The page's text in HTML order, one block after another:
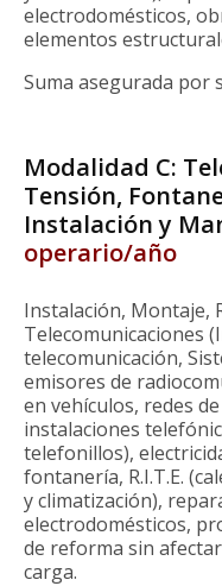
electrodomésticos,
elementos
Suma asegurada por
Modalidad C:
Tensión,
Instalación y
operario/año
Instalación, Montaje,
Telecomunicaciones
telecomunicación,
emisores de
en vehículos, redes
instalaciones
telefonillos),
fontanería, R.I.T.E.
y climatización),
electrodomésticos,
de reforma sin
carga.